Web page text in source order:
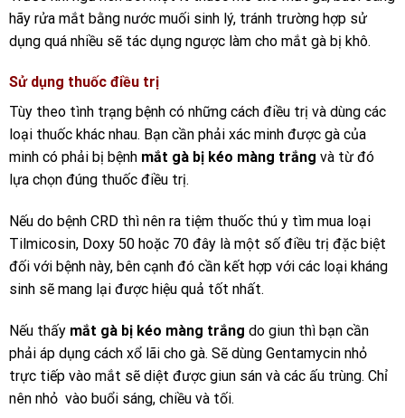
hãy rửa mắt bằng nước muối sinh lý, tránh trường hợp sử
dụng quá nhiều sẽ tác dụng ngược làm cho mắt gà bị khô.
Sử dụng thuốc điều trị
Tùy theo tình trạng bệnh có những cách điều trị và dùng các
loại thuốc khác nhau. Bạn cần phải xác minh được gà của
minh có phải bị bệnh mắt gà bị kéo màng trắng và từ đó
lựa chọn đúng thuốc điều trị.
Nếu do bệnh CRD thì nên ra tiệm thuốc thú y tìm mua loại
Tilmicosin, Doxy 50 hoặc 70 đây là một số điều trị đặc biệt
đối với bệnh này, bên cạnh đó cần kết hợp với các loại kháng
sinh sẽ mang lại được hiệu quả tốt nhất.
Nếu thấy mắt gà bị kéo màng trắng do giun thì bạn cần
phải áp dụng cách xổ lãi cho gà. Sẽ dùng Gentamycin nhỏ
trực tiếp vào mắt sẽ diệt được giun sán và các ấu trùng. Chỉ
nên nhỏ vào buổi sáng, chiều và tối.